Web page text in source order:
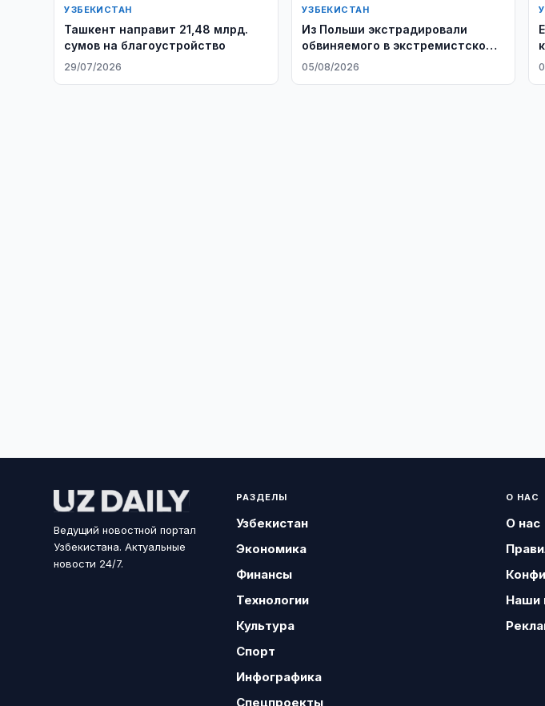
УЗБЕКИСТАН
​​​​​​​Ташкент направит 21,48 млрд.
сумов на благоустройство
29/07/2026
УЗБЕКИСТАН
Из Польши экстрадировали
обвиняемого в экстремистском
преступлении
05/08/2026
Ведущий новостной портал
Узбекистана. Актуальные
новости 24/7.
РАЗДЕЛЫ
Узбекистан
Экономика
Финансы
Технологии
Культура
Спорт
Инфографика
Спецпроекты
О НАС
О нас
Наши